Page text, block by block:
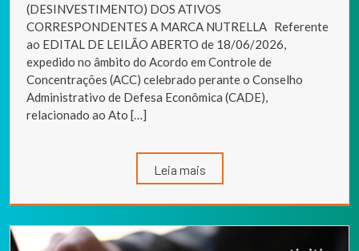
(DESINVESTIMENTO) DOS ATIVOS
CORRESPONDENTES A MARCA NUTRELLA Referente
ao EDITAL DE LEILÃO ABERTO de 18/06/2026,
expedido no âmbito do Acordo em Controle de
Concentrações (ACC) celebrado perante o Conselho
Administrativo de Defesa Econômica (CADE),
relacionado ao Ato […]
Leia mais